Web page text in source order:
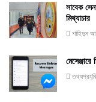
সাবেক
মিথ্যাচার
শাহিদুন